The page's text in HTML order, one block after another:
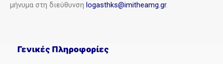
μήνυμα στη διεύθυνση logasthks@imitheamg.gr.
Γενικές Πληροφορίες